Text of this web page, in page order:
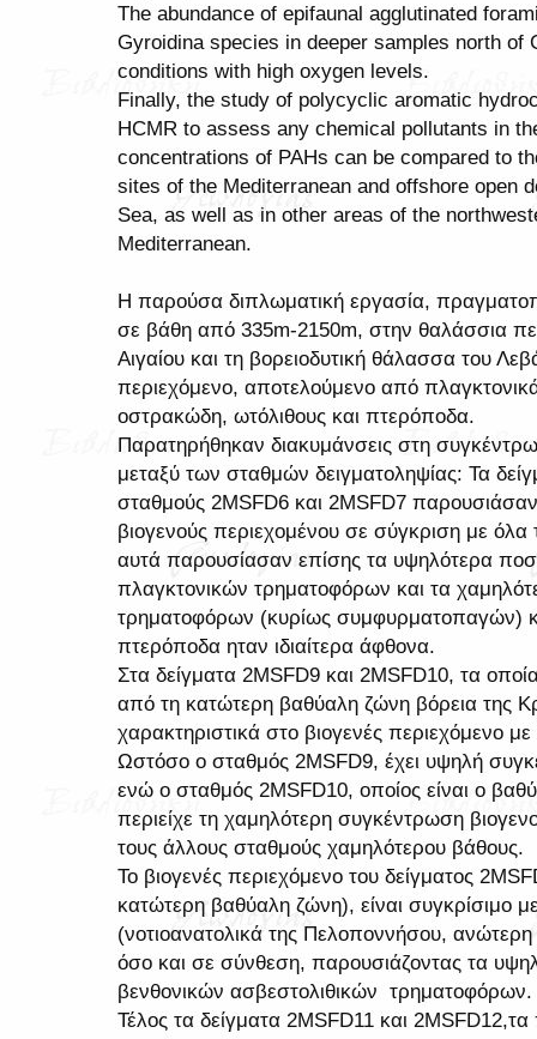
The abundance of epifaunal agglutinated
Gyroidina species in deeper samples north of
conditions with high oxygen levels.
Finally, the study of polycyclic aromatic
HCMR to assess any chemical pollutants in
concentrations of PAHs can be compared to
sites of the Mediterranean and offshore open
Sea, as well as in other areas of the
Mediterranean.
Η παρούσα διπλωματική εργασία,
σε βάθη από 335m-2150m, στην θαλάσσια
Αιγαίου και τη βορειοδυτική θάλασσα του
περιεχόμενο, αποτελούμενο από
οστρακώδη, ωτόλιθους και πτερόποδα.
Παρατηρήθηκαν διακυμάνσεις στη
μεταξύ των σταθμών δειγματοληψίας: Τα
σταθμούς 2MSFD6 και 2MSFD7
βιογενούς περιεχομένου σε σύγκριση με όλα
αυτά παρουσίασαν επίσης τα υψηλότερα
πλαγκτονικών τρηματοφόρων και τα
τρηματοφόρων (κυρίως συμφυρματοπαγών)
πτερόποδα ηταν ιδιαίτερα άφθονα.
Στα δείγματα 2MSFD9 και 2MSFD10, τα
από τη κατώτερη βαθύαλη ζώνη βόρεια της
χαρακτηριστικά στο βιογενές περιεχόμενο
Ωστόσο ο σταθμός 2MSFD9, έχει υψηλή
ενώ ο σταθμός 2MSFD10, οποίος είναι ο
περιείχε τη χαμηλότερη συγκέντρωση
τους άλλους σταθμούς χαμηλότερου βάθους.
Το βιογενές περιεχόμενο του δείγματος
κατώτερη βαθύαλη ζώνη), είναι συγκρίσιμο
(νοτιοανατολικά της Πελοποννήσου,
όσο και σε σύνθεση, παρουσιάζοντας τα
βενθονικών ασβεστολιθικών τρηματοφόρων.
Τέλος τα δείγματα 2MSFD11 και